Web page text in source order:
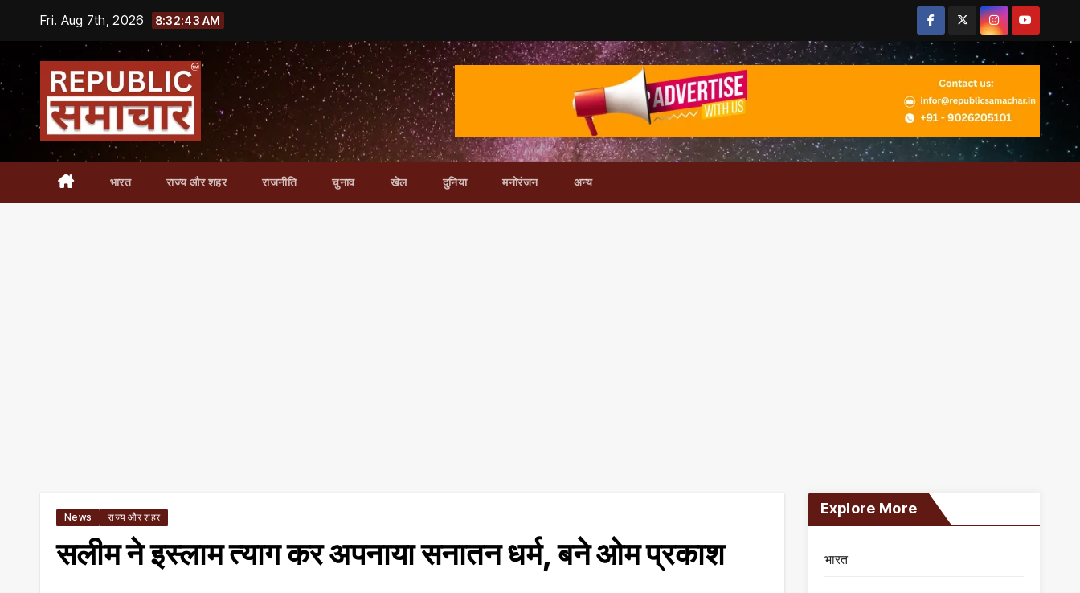
content
Fri. Aug 7th, 2026 8:32:44 AM
भारत राज्य और शहर राजनीति चुनाव खेल दुनिया मनोरंजन अन्य
News राज्य और शहर
सलीम ने इस्लाम त्याग कर अपनाया सनातन धर्म, बने ओम प्रकाश
Explore More
भारत